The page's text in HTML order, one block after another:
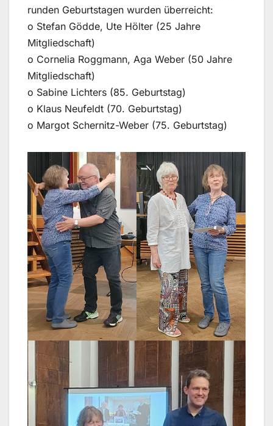
runden Geburtstagen wurden überreicht:
o Stefan Gödde, Ute Hölter (25 Jahre
Mitgliedschaft)
o Cornelia Roggmann, Aga Weber (50 Jahre
Mitgliedschaft)
o Sabine Lichters (85. Geburtstag)
o Klaus Neufeldt (70. Geburtstag)
o Margot Schernitz-Weber (75. Geburtstag)